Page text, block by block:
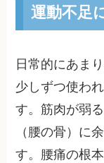
運動不足
日常的にあま
少しずつ使わ
す。筋肉が弱
（腰の骨）に
す。腰痛の根